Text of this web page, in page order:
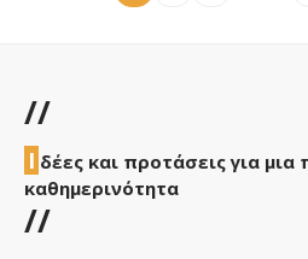
//
Ι δέες και προτάσεις για
καθημερινότητα
//